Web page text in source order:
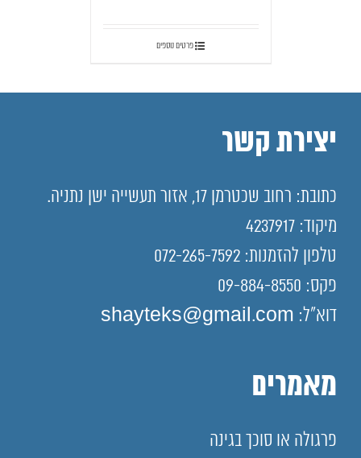
פרטים נוספים
יצירת קשר
כתובת: רחוב שכטרמן 17, אזור תעשייה ישן נתניה.
מיקוד: 4237917
טלפון להזמנות: 072-265-7592
פקס: 09-884-8550
דוא"ל: shayteks@gmail.com
מאמרים
פרגולה או סוכך בגינה